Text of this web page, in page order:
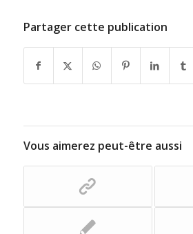
Partager cette publication
Vous aimerez peut-être aussi